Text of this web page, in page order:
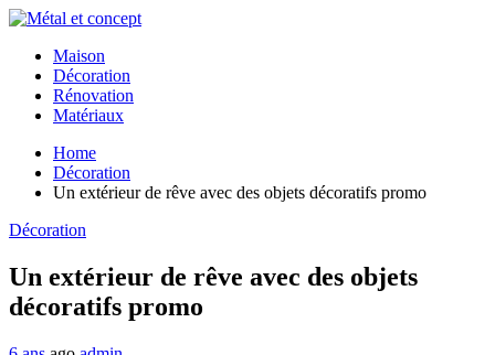
Maison
Décoration
Rénovation
Matériaux
Home
Décoration
Un extérieur de rêve avec des objets décoratifs promo
Décoration
Un extérieur de rêve avec des objets
décoratifs promo